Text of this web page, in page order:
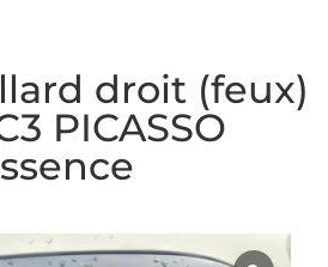
droit (feux)
PICASSO